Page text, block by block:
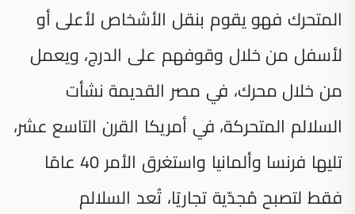
المتحرك فهو يقوم بنقل الأشخاص لأعلى أو
لأسفل من خلال وقوفهم على الدرج، ويعمل
من خلال محرك، في مصر القديمة نشأت
السلالم المتحركة، في أمريكا القرن التاسع عشر،
تليها فرنسا وألمانيا واستغرق الأمر 40 عامًا
فقط لتصبح مُجدّية تجاريًا، تُعد السلالم